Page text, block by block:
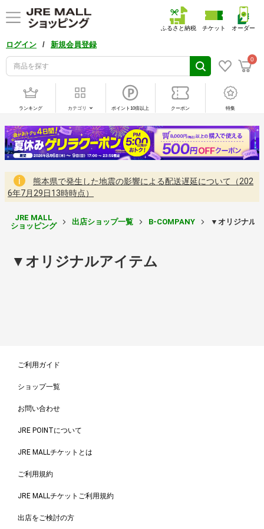
ログイン / 新規会員登録
0
ふるさと納税 チケット オーダー
ランキング カテゴリ ポイント10倍以上 クーポン 特集
熊本県で発生した地震の影響による配送遅延について（202
6年7月29日13時時点）
JRE MALL
ショッピング
出店ショップ一覧 B-COMPANY ▼オリジナル
▼オリジナルアイテム
ご利用ガイド
ショップ一覧
お問い合わせ
JRE POINTについて
JRE MALLチケットとは
ご利用規約
JRE MALLチケットご利用規約
出店をご検討の方